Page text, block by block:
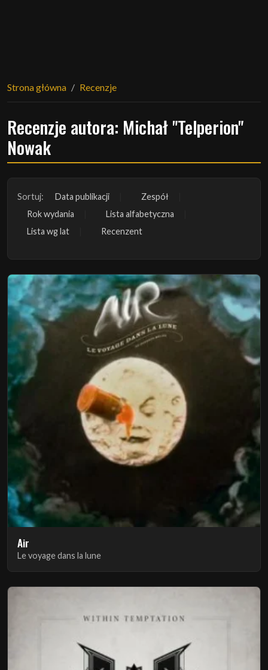
Strona główna Recenzje
Recenzje autora: Michał "Telperion"
Nowak
Sortuj: Data publikacji
Zespół
Rok wydania
Lista alfabetyczna
Lista wg lat
Recenzent
Air
Le voyage dans la lune